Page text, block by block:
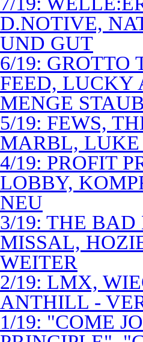
D.NOTIVE,
UND GUT
6/19: GROTTO
FEED, LUCKY
MENGE STAUB
5/19: FEWS,
MARBL, LUKE
4/19: PROFIT
LOBBY,
NEU
3/19: THE
MISSAL,
WEITER
2/19: LMX,
ANTHILL -
1/19: "COME